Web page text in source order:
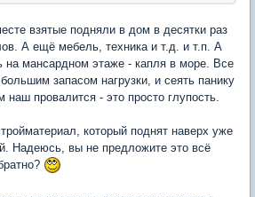
взятые подняли в дом в десятки раз
А ещё мебель, техника и т.д. и т.п. А
на мансардном этаже - капля в море. Все
запасом нагрузки, и сеять панику
наш провалится - это просто глупость.
который поднят наверх уже
Надеюсь, вы не предложите это всё